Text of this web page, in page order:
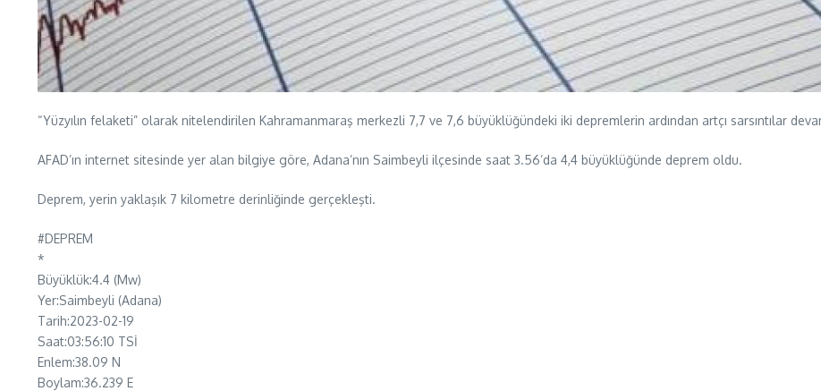
“Yüzyılın felaketi” olarak nitelendirilen Kahramanmaraş merkezli 7,7 ve 7,6 büyüklüğündeki iki depremlerin ardından artçı sarsıntılar
AFAD’ın internet sitesinde yer alan bilgiye göre, Adana’nın Saimbeyli ilçesinde saat 3.56’da 4,4 büyüklüğünde deprem oldu.
Deprem, yerin yaklaşık 7 kilometre derinliğinde gerçekleşti.
#DEPREM
*
Büyüklük:4.4 (Mw)
Yer:Saimbeyli (Adana)
Tarih:2023-02-19
Saat:03:56:10 TSİ
Enlem:38.09 N
Boylam:36.239 E